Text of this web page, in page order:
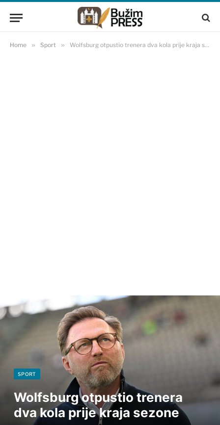
Home » Sport » Wolfsburg otpustio trenera dva kola prije kraja sezone
SPORT
Wolfsburg otpustio trenera
dva kola prije kraja sezone